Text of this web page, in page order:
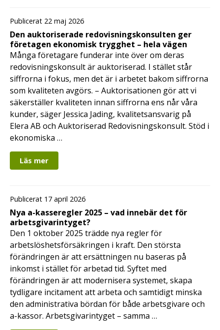
Publicerat 22 maj 2026
Den auktoriserade redovisningskonsulten ger
företagen ekonomisk trygghet – hela vägen
Många företagare funderar inte över om deras
redovisningskonsult är auktoriserad. I stället står
siffrorna i fokus, men det är i arbetet bakom siffrorna
som kvaliteten avgörs. – Auktorisationen gör att vi
säkerställer kvaliteten innan siffrorna ens når våra
kunder, säger Jessica Jading, kvalitetsansvarig på
Elera AB och Auktoriserad Redovisningskonsult. Stöd i
ekonomiska …
Läs mer
Publicerat 17 april 2026
Nya a-kasseregler 2025 – vad innebär det för
arbetsgivarintyget?
Den 1 oktober 2025 trädde nya regler för
arbetslöshetsförsäkringen i kraft. Den största
förändringen är att ersättningen nu baseras på
inkomst i stället för arbetad tid. Syftet med
förändringen är att modernisera systemet, skapa
tydligare incitament att arbeta och samtidigt minska
den administrativa bördan för både arbetsgivare och
a-kassor. Arbetsgivarintyget – samma …